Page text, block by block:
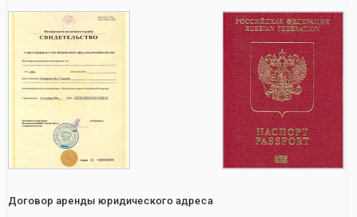
Договор аренды юридического адреса